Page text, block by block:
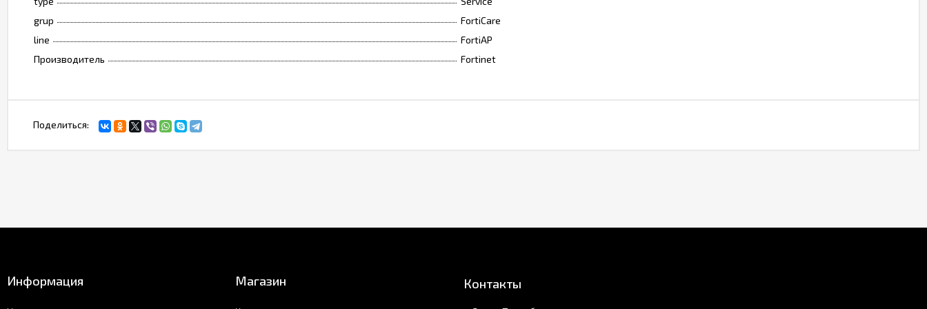
grup
FortiCare
line
FortiAP
Производитель
Fortinet
Поделиться:
Информация Магазин Контакты